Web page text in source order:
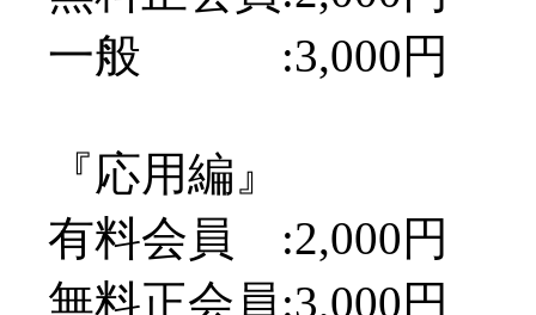
一般 :3,000円
『応用編』
有料会員 :2,000円
無料正会員:3,000円